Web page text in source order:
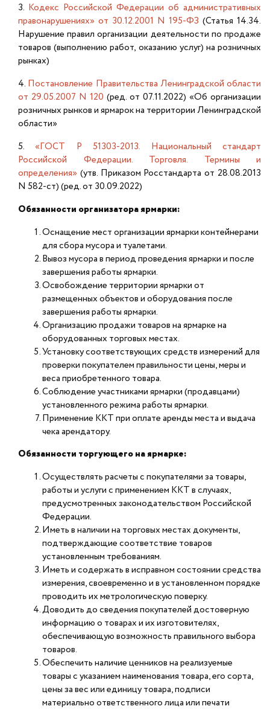
3. Кодекс Российской Федерации об административных
правонарушениях» от 30.12.2001 N 195-ФЗ (Статья 14.34.
Нарушение правил организации деятельности по продаже
товаров (выполнению работ, оказанию услуг) на розничных
рынках)
4. Постановление Правительства Ленинградской области
от 29.05.2007 N 120 (ред. от 07.11.2022) «Об организации
розничных рынков и ярмарок на территории Ленинградской
области»
5.«ГОСТ Р 51303-2013. Национальный стандарт
Российской Федерации. Торговля. Термины и
определения» (утв. Приказом Росстандарта от 28.08.2013
N 582-ст) (ред. от 30.09.2022)
Обязанности организатора ярмарки:
Оснащение мест организации ярмарки контейнерами
для сбора мусора и туалетами.
Вывоз мусора в период проведения ярмарки и после
завершения работы ярмарки.
Освобождение территории ярмарки от
размещенных объектов и оборудования после
завершения работы ярмарки.
Организацию продажи товаров на ярмарке на
оборудованных торговых местах.
Установку соответствующих средств измерений для
проверки покупателем правильности цены, меры и
веса приобретенного товара.
Соблюдение участниками ярмарки (продавцами)
установленного режима работы ярмарки.
Применение ККТ при оплате аренды места и выдача
чека арендатору.
Обязанности торгующего на ярмарке:
Осуществлять расчеты с покупателями за товары,
работы и услуги с применением ККТ в случаях,
предусмотренных законодательством Российской
Федерации.
Иметь в наличии на торговых местах документы,
подтверждающие соответствие товаров
установленным требованиям.
Иметь и содержать в исправном состоянии средства
измерения, своевременно и в установленном порядке
проводить их метрологическую поверку.
Доводить до сведения покупателей достоверную
информацию о товарах и их изготовителях,
обеспечивающую возможность правильного выбора
товаров.
Обеспечить наличие ценников на реализуемые
товары с указанием наименования товара, его сорта,
цены за вес или единицу товара, подписи
материально ответственного лица или печати